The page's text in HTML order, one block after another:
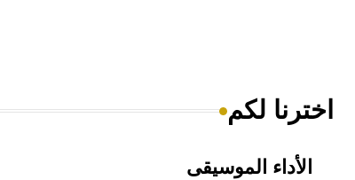
اخترنا لكم
الأداء الموسيقى